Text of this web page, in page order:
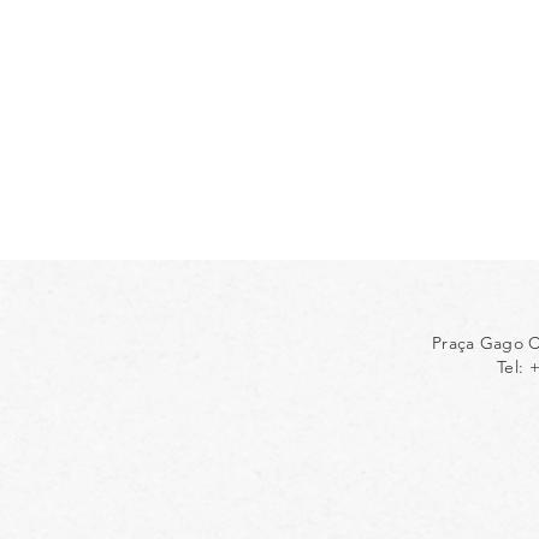
Praça Gago
Tel: